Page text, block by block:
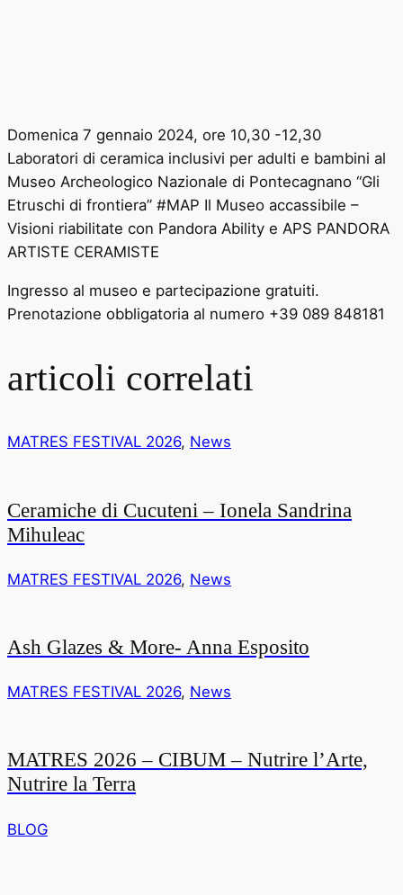
Domenica 7 gennaio 2024, ore 10,30 -12,30
Laboratori di ceramica inclusivi per adulti e bambini al
Museo Archeologico Nazionale di Pontecagnano “Gli
Etruschi di frontiera” #MAP Il Museo accassibile –
Visioni riabilitate con Pandora Ability e APS PANDORA
ARTISTE CERAMISTE
Ingresso al museo e partecipazione gratuiti.
Prenotazione obbligatoria al numero +39 089 848181
articoli correlati
MATRES FESTIVAL 2026, News
Ceramiche di Cucuteni – Ionela Sandrina
Mihuleac
MATRES FESTIVAL 2026, News
Ash Glazes & More- Anna Esposito
MATRES FESTIVAL 2026, News
MATRES 2026 – CIBUM – Nutrire l’Arte,
Nutrire la Terra
BLOG